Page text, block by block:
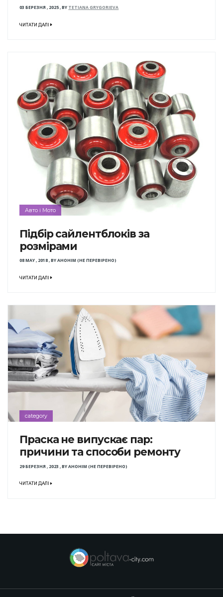
03 БЕРЕЗНЯ , 2025,BY TETIANA GRYGORIEVA
ЧИТАТИ ДАЛІ
Авто і Мото
Підбір сайлентблоків за
розмірами
08 MAY , 2018,BYАНОНІМ (НЕ ПЕРЕВІРЕНО)
ЧИТАТИ ДАЛІ
category
Праска не випускає пар:
причини та способи ремонту
29 БЕРЕЗНЯ , 2023 ,BYАНОНІМ (НЕ ПЕРЕВІРЕНО)
ЧИТАТИ ДАЛІ